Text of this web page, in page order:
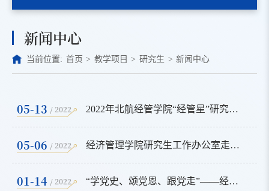
新闻中心
当前位置: 首页 > 教学项目 > 研究生 > 新闻中心
05-13 / 2022 2022年北航经管学院“经管星”研究生年度人物复评答辩圆满结束
05-06 / 2022 经济管理学院研究生工作办公室走访学生宿舍
01-14 / 2022 “学党史、颂党恩、跟党走”——经管学院博士生支部与吉木萨尔县第三小学共建活动